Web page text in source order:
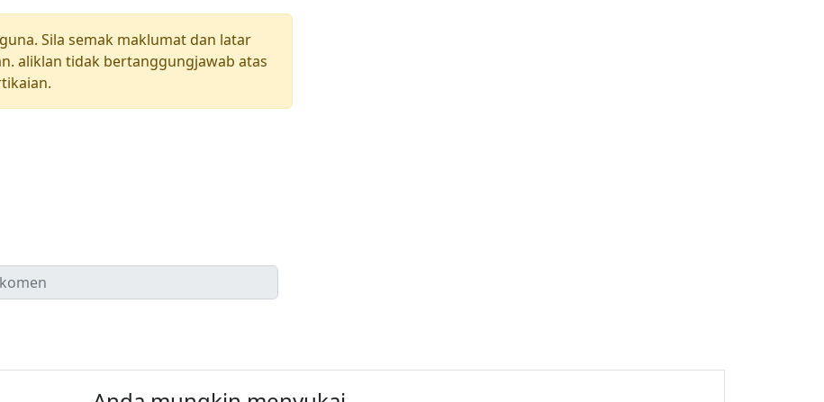
Sila semak maklumat dan latar
aliklan tidak bertanggungjawab atas